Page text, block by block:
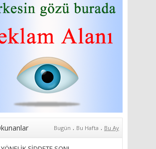
“18 Mart Çanakkale
Zaferi” Denildiğinde Ne
Anlıyoruz?
18/03/2024
Aleyna Gürsoy
“GELİŞ VE GİDİŞLERİN
ARASINDA...”
07/04/2026
Fatma Zehra Köseley
MUSTAFA KEMALİN
KAĞNISI
07/04/2026
Bugün . Bu Hafta . Bu Ay